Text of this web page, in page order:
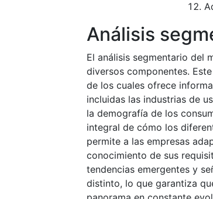
Análisis
El análisis segmentario del
diversos componentes.
de los cuales ofrece
incluidas las industrias de
la demografía de los
integral de cómo los
permite a las empresas
conocimiento de sus
tendencias emergentes y
distinto, lo que garantiza